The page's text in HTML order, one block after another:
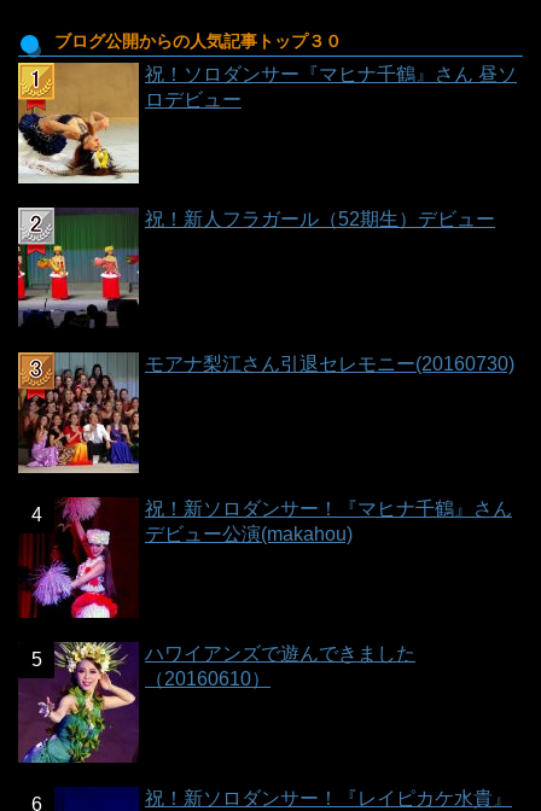
ブログ公開からの人気記事トップ３０
祝！ソロダンサー『マヒナ千鶴』さん 昼ソ
ロデビュー
祝！新人フラガール（52期生）デビュー
モアナ梨江さん引退セレモニー(20160730)
祝！新ソロダンサー！『マヒナ千鶴』さん
デビュー公演(makahou)
ハワイアンズで遊んできました
（20160610）
祝！新ソロダンサー！『レイピカケ水貴』